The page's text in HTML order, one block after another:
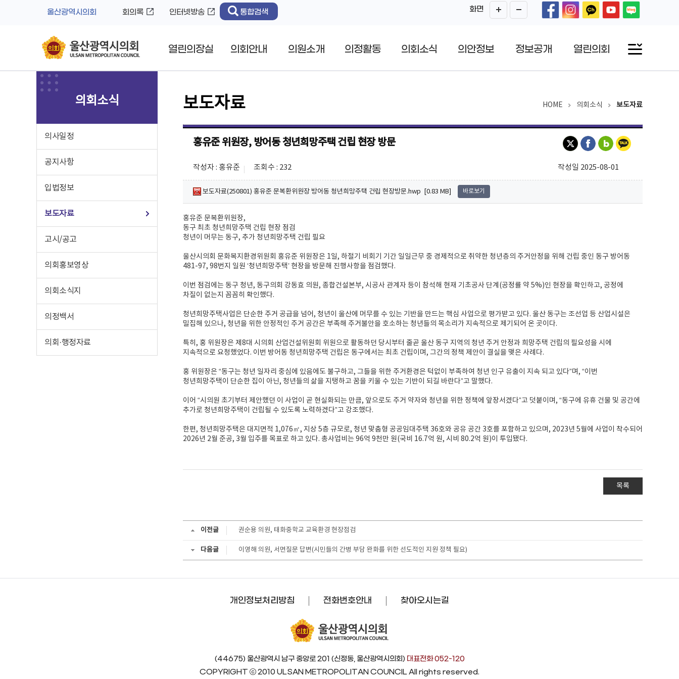
울산광역시의회 회의록 인터넷방송 통합검색 화면
열린의장실 의회안내 의원소개 의정활동 의회소식 의안정보 정보공개 열린의회
의회소식
의사일정
공지사항
입법정보
보도자료
고시/공고
의회홍보영상
의회소식지
의정백서
의회·행정자료
HOME 의회소식 보도자료
보도자료
홍유준 위원장, 방어동 청년희망주택 건립 현장 방문
작성자 : 홍유준 조회수 : 232 작성일 2025-08-01
보도자료(250801) 홍유준 문복환위원장 방어동 청년희망주택 건립 현장방문.hwp [0.83 MB] 바로보기
홍유준 문복환위원장,
동구 최초 청년희망주택 건립 현장 점검
청년이 머무는 동구, 추가 청년희망주택 건립 필요
울산시의회 문화복지환경위원회 홍유준 위원장은 1일, 하절기 비회기 기간 일일근무 중 경제적으로 취약한 청년층의 주거안정을 위해 건립 중인 동구 방어동
481-97, 98번지 일원 ‘청년희망주택’ 현장을 방문해 진행사항을 점검했다.
이번 점검에는 동구 청년, 동구의회 강동효 의원, 종합건설본부, 시공사 관계자 등이 참석해 현재 기초공사 단계(공정률 약 5%)인 현장을 확인하고, 공정에
차질이 없는지 꼼꼼히 확인했다.
청년희망주택사업은 단순한 주거 공급을 넘어, 청년이 울산에 머무를 수 있는 기반을 만드는 핵심 사업으로 평가받고 있다. 울산 동구는 조선업 등 산업시설은
밀집해 있으나, 청년을 위한 안정적인 주거 공간은 부족해 주거불안을 호소하는 청년들의 목소리가 지속적으로 제기되어 온 곳이다.
특히, 홍 위원장은 제8대 시의회 산업건설위원회 위원으로 활동하던 당시부터 줄곧 울산 동구 지역의 청년 주거 안정과 희망주택 건립의 필요성을 시에
지속적으로 요청했었다. 이번 방어동 청년희망주택 건립은 동구에서는 최초 건립이며, 그간의 정책 제안이 결실을 맺은 사례다.
홍 위원장은 “동구는 청년 일자리 중심에 있음에도 불구하고, 그들을 위한 주거환경은 턱없이 부족하여 청년 인구 유출이 지속 되고 있다”며, “이번
청년희망주택이 단순한 집이 아닌, 청년들의 삶을 지탱하고 꿈을 키울 수 있는 기반이 되길 바란다”고 말했다.
이어 “시의원 초기부터 제안했던 이 사업이 곧 현실화되는 만큼, 앞으로도 주거 약자와 청년을 위한 정책에 앞장서겠다”고 덧붙이며, “동구에 유휴 건물 및 공간에
추가로 청년희망주택이 건립될 수 있도록 노력하겠다”고 강조했다.
한편, 청년희망주택은 대지면적 1,076㎡, 지상 5층 규모로, 청년 맞춤형 공공임대주택 36호와 공유 공간 3호를 포함하고 있으며, 2023년 5월에 사업이 착수되어
2026년 2월 준공, 3월 입주를 목표로 하고 있다. 총사업비는 96억 9천만 원(국비 16.7억 원, 시비 80.2억 원)이 투입됐다.
목록
이전글 권순용 의원, 태화중학교 교육환경 현장점검
다음글 이영해 의원, 서면질문 답변(시민들의 간병 부담 완화를 위한 선도적인 지원 정책 필요)
개인정보처리방침 전화번호안내 찾아오시는길
(44675) 울산광역시 남구 중앙로 201 (신정동, 울산광역시의회) 대표전화 052-120
COPYRIGHT ⓒ 2010 ULSAN METROPOLITAN COUNCILAll rights reserved.